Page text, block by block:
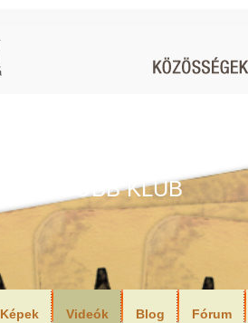
LEGJOBB KLUB
Képek Videók Blog Fórum